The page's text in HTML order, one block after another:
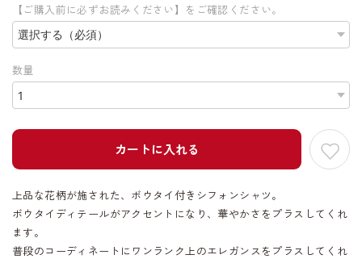
【ご購入前に必ずお読みください】をご確認ください。
数量
カートに入れる
上品な花柄が施された、ボウタイ付きシフォンシャツ。
ボウタイディテールがアクセントになり、華やかさをプラスしてくれ
ます。
普段のコーディネートにワンランク上のエレガンスをプラスしてくれ